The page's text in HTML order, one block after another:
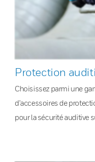
Protection
Choisissez parmi une
d’accessoires de
pour la sécurité auditive